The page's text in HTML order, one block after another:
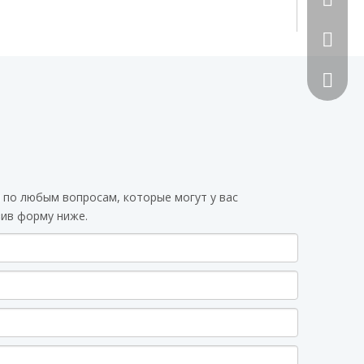
любым вопросам, которые могут у вас
форму ниже.